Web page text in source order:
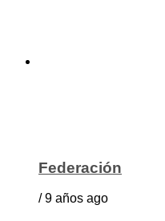
Federación
/ 9 años ago